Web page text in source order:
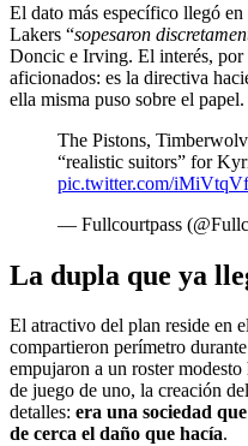
El dato más específico llegó
Lakers “sopesaron
Doncic e Irving. El interés, por
aficionados: es la directiva
ella misma puso sobre el papel.
The Pistons,
“realistic suitors” for
pic.twitter.com/
— Fullcourtpass
La dupla que ya
El atractivo del plan reside en
compartieron perímetro
empujaron a un roster
de juego de uno, la creación
detalles: era una sociedad
de cerca el daño que hacía.